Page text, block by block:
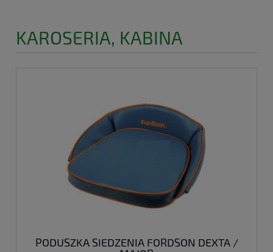
KAROSERIA, KABINA
PODUSZKA SIEDZENIA FORDSON DEXTA /